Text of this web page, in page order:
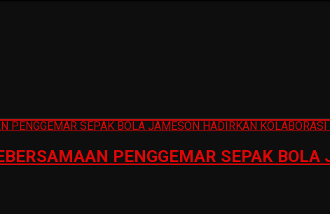
PENGGEMAR SEPAK